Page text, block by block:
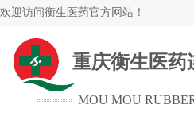
欢迎访问衡生医药官方网站！
MOU MOU
重庆衡生医药